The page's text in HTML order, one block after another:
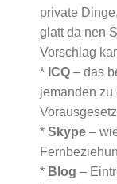
private
glatt da nen
Vorschlag
* ICQ – das
jemanden zu
* Skype –
* Blog –